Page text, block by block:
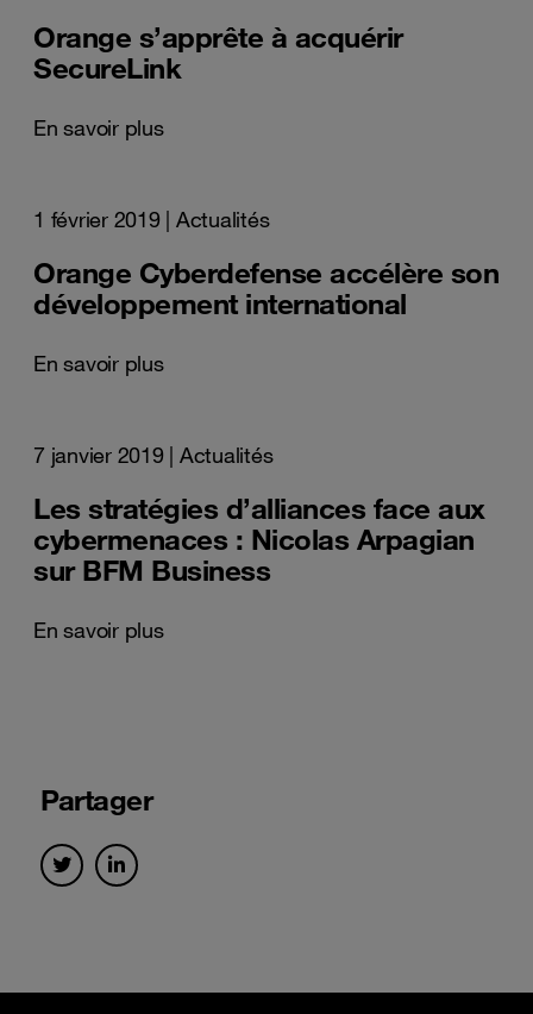
Partager
Orange s’apprête à acquérir
SecureLink
En savoir plus
1 février 2019 | Actualités
Orange Cyberdefense accélère son
développement international
En savoir plus
7 janvier 2019 | Actualités
Les stratégies d’alliances face aux
cybermenaces : Nicolas Arpagian
sur BFM Business
En savoir plus